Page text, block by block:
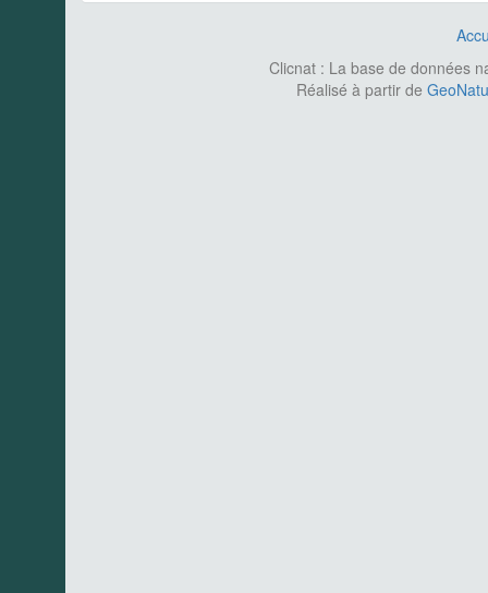
Clicnat : La base de données
Réalisé à partir de